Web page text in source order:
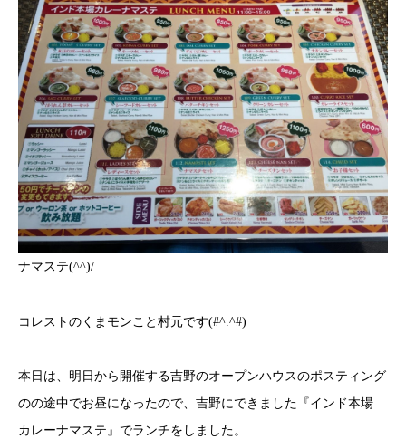
ナマステ(^^)/
コレストのくまモンこと村元です(#^.^#)
本日は、明日から開催する吉野のオープンハウスのポスティング
のの途中でお昼になったので、吉野にできました『インド本場
カレーナマステ』でランチをしました。